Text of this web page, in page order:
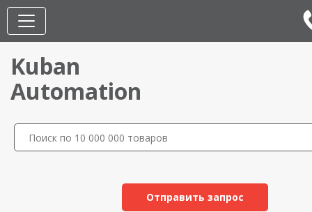
Kuban
Automation
Отправить запрос